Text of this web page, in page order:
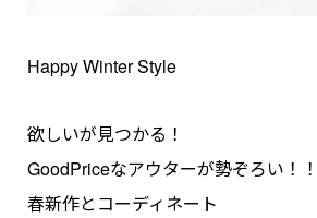
Happy Winter Style
欲しいが見つかる！
GoodPriceなアウターが勢ぞろい！！
春新作とコーディネート